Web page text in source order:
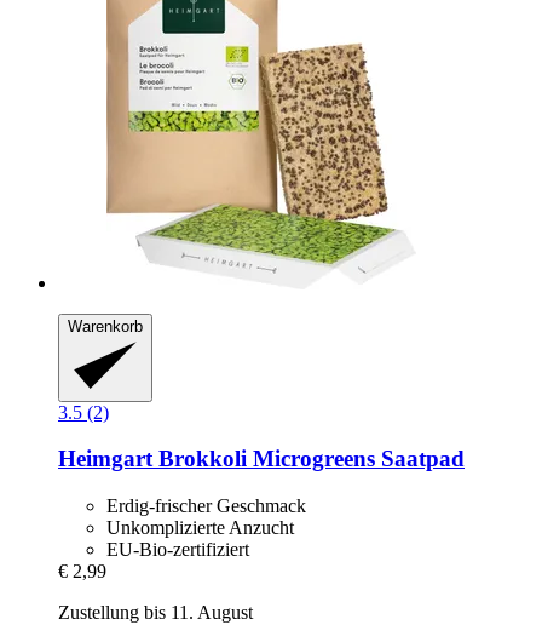
Warenkorb
3.5 (2)
HeimgartBrokkoli Microgreens Saatpad
Erdig-frischer Geschmack
Unkomplizierte Anzucht
EU-Bio-zertifiziert
€ 2,99
Zustellung bis 11. August